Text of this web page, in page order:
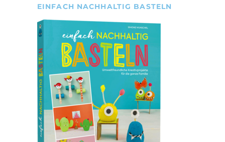
EINFACH NACHHALTIG BASTELN